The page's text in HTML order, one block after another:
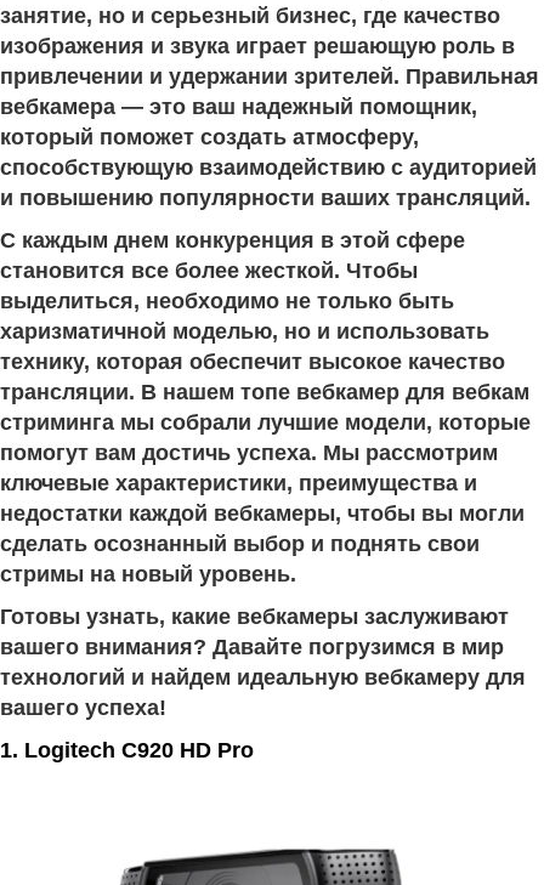
занятие, но и серьезный бизнес, где качество
изображения и звука играет решающую роль в
привлечении и удержании зрителей. Правильная
вебкамера — это ваш надежный помощник,
который поможет создать атмосферу,
способствующую взаимодействию с аудиторией
и повышению популярности ваших трансляций.
С каждым днем конкуренция в этой сфере
становится все более жесткой. Чтобы
выделиться, необходимо не только быть
харизматичной моделью, но и использовать
технику, которая обеспечит высокое качество
трансляции. В нашем топе вебкамер для вебкам
стриминга мы собрали лучшие модели, которые
помогут вам достичь успеха. Мы рассмотрим
ключевые характеристики, преимущества и
недостатки каждой вебкамеры, чтобы вы могли
сделать осознанный выбор и поднять свои
стримы на новый уровень.
Готовы узнать, какие вебкамеры заслуживают
вашего внимания? Давайте погрузимся в мир
технологий и найдем идеальную вебкамеру для
вашего успеха!
1. Logitech C920 HD Pro